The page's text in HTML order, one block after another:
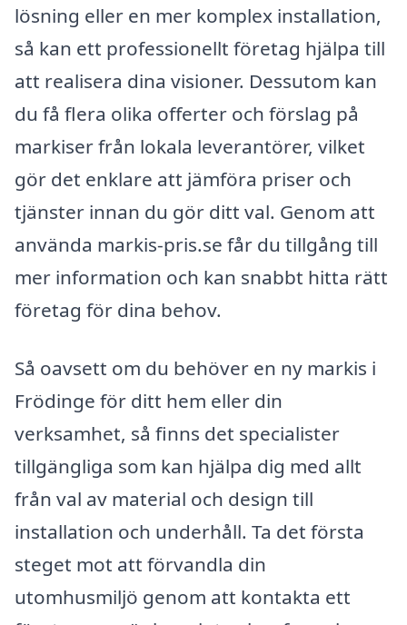
lösning eller en mer komplex installation,
så kan ett professionellt företag hjälpa till
att realisera dina visioner. Dessutom kan
du få flera olika offerter och förslag på
markiser från lokala leverantörer, vilket
gör det enklare att jämföra priser och
tjänster innan du gör ditt val. Genom att
använda markis-pris.se får du tillgång till
mer information och kan snabbt hitta rätt
företag för dina behov.
Så oavsett om du behöver en ny markis i
Frödinge för ditt hem eller din
verksamhet, så finns det specialister
tillgängliga som kan hjälpa dig med allt
från val av material och design till
installation och underhåll. Ta det första
steget mot att förvandla din
utomhusmiljö genom att kontakta ett